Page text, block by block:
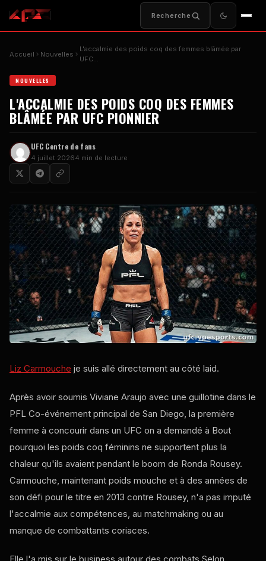
Recherche
Accueil Nouvelles
L'accalmie des poids coq des femmes blâmée par
UFC...
NOUVELLES
L'ACCALMIE DES POIDS COQ DES FEMMES
BLÂMÉE PAR UFC PIONNIER
UFCCentre de fans
4 juillet 20264 min de lecture
Liz Carmouche je suis allé directement au côté laid.
Après avoir soumis Viviane Araujo avec une guillotine dans le
PFL Co-événement principal de San Diego, la première
femme à concourir dans un UFC on a demandé à Bout
pourquoi les poids coq féminins ne supportent plus la
chaleur qu'ils avaient pendant le boom de Ronda Rousey.
Carmouche, maintenant poids mouche et à des années de
son défi pour le titre en 2013 contre Rousey, n'a pas imputé
l'accalmie aux compétences, au matchmaking ou au
manque de combattants coriaces.